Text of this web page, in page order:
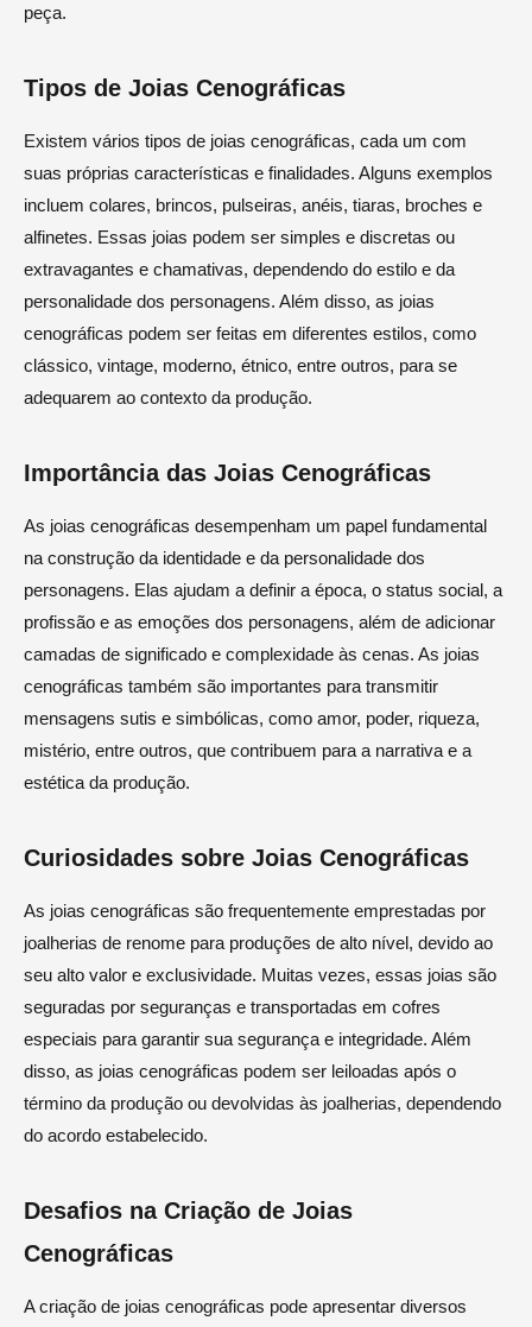
peça.
Tipos de Joias Cenográficas
Existem vários tipos de joias cenográficas, cada um com
suas próprias características e finalidades. Alguns exemplos
incluem colares, brincos, pulseiras, anéis, tiaras, broches e
alfinetes. Essas joias podem ser simples e discretas ou
extravagantes e chamativas, dependendo do estilo e da
personalidade dos personagens. Além disso, as joias
cenográficas podem ser feitas em diferentes estilos, como
clássico, vintage, moderno, étnico, entre outros, para se
adequarem ao contexto da produção.
Importância das Joias Cenográficas
As joias cenográficas desempenham um papel fundamental
na construção da identidade e da personalidade dos
personagens. Elas ajudam a definir a época, o status social, a
profissão e as emoções dos personagens, além de adicionar
camadas de significado e complexidade às cenas. As joias
cenográficas também são importantes para transmitir
mensagens sutis e simbólicas, como amor, poder, riqueza,
mistério, entre outros, que contribuem para a narrativa e a
estética da produção.
Curiosidades sobre Joias Cenográficas
As joias cenográficas são frequentemente emprestadas por
joalherias de renome para produções de alto nível, devido ao
seu alto valor e exclusividade. Muitas vezes, essas joias são
seguradas por seguranças e transportadas em cofres
especiais para garantir sua segurança e integridade. Além
disso, as joias cenográficas podem ser leiloadas após o
término da produção ou devolvidas às joalherias, dependendo
do acordo estabelecido.
Desafios na Criação de Joias
Cenográficas
A criação de joias cenográficas pode apresentar diversos